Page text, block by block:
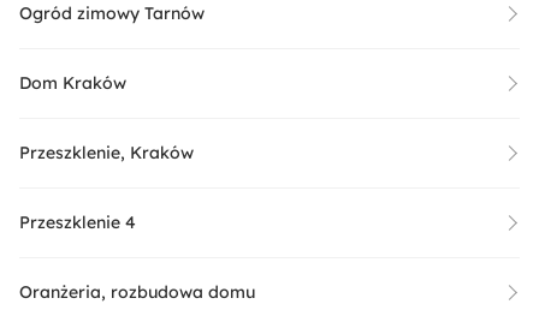
Ogród zimowy Tarnów
Dom Kraków
Przeszklenie, Kraków
Przeszklenie 4
Oranżeria, rozbudowa domu